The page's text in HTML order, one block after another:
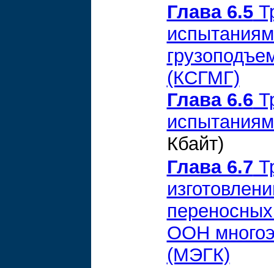
Глава 6.5
(КСГМГ)
Глава 6.6
Кбайт)
Глава 6.7
ООН
(МЭГК)